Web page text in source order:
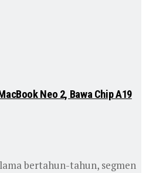
Neo 2, Bawa Chip A19
bertahun-tahun, segmen